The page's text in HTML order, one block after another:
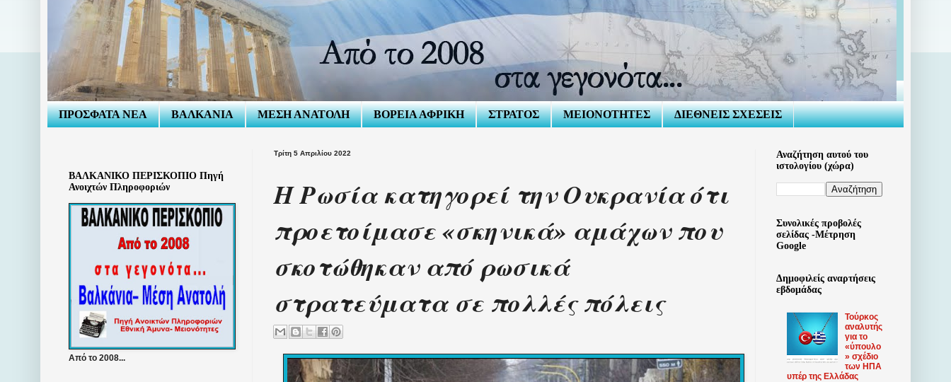
ΠΡΟΣΦΑΤΑ ΝΕΑ ΒΑΛΚΑΝΙΑ ΜΕΣΗ ΑΝΑΤΟΛΗ ΒΟΡΕΙΑ ΑΦΡΙΚΗ ΣΤΡΑΤΟΣ ΜΕΙΟΝΟΤΗΤΕΣ ΔΙΕΘΝΕΙΣ ΣΧΕΣΕΙΣ
Τρίτη 5 Απριλίου 2022
Η Ρωσία κατηγορεί την Ουκρανία ότι
προετοίμασε «σκηνικά» αμάχων που
σκοτώθηκαν από ρωσικά
στρατεύματα σε πολλές πόλεις
ΒΑΛΚΑΝΙΚΟ ΠΕΡΙΣΚΟΠΙΟ Πηγή
Ανοιχτών Πληροφοριών
Από το 2008...
Αναζήτηση αυτού του
ιστολογίου (χώρα)
Συνολικές προβολές
σελίδας -Μέτρηση
Google
Δημοφιλείς αναρτήσεις
εβδομάδας
Τούρκος
αναλυτής
για το
«ύπουλο
» σχέδιο
των ΗΠΑ
υπέρ της Ελλάδας